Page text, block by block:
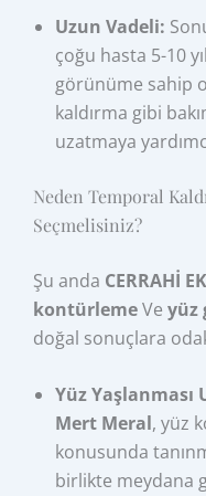
Uzun Vadeli:
çoğu hasta 5-10
görünüme sahip
kaldırma gibi
uzatmaya
Neden Temporal
Seçmelisiniz?
Şu anda CERRAHİ
kontürlemeVeyüz
doğal sonuçlara
Yüz Yaşlanması
Mert Meral, yüz
konusunda
birlikte meydana